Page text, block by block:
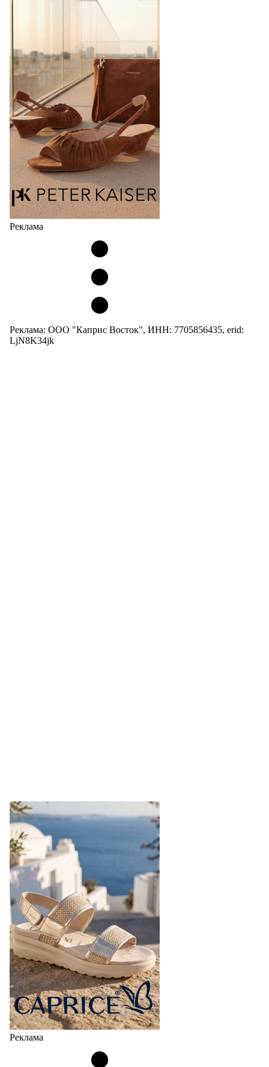
стиль, надёжность и безупречное качество
Фабрика зонтов DINIYA является одним из лидеров
продаж на рынке в России, Беларуси и других
странах СНГ. Широкий модельный ряд женских,
мужских, детских и пляжных зонтов в необычном
дизайнерском исполнении, отличается надёжностью
и высоким качеством…
05.08.2026 451
Реклама
Реклама: ООО "Каприс Восток", ИНН: 7705856435, erid:
LjN8K34jk
Реклама